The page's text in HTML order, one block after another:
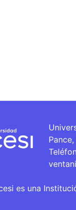
es una